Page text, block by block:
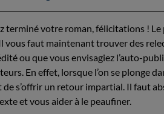
terminé votre roman, félicitations !
vous faut maintenant trouver des
ou que vous envisagiez l’auto-
En effet, lorsque l’on se plonge
s’offrir un retour impartial. Il faut
et vous aider à le peaufiner.